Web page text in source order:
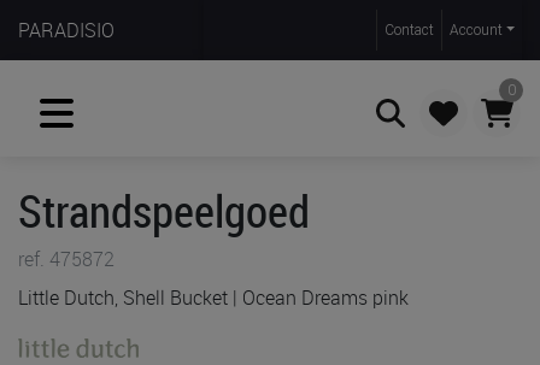
PARADISIO Contact Account
0
Strandspeelgoed
ref. 475872
Little Dutch, Shell Bucket | Ocean Dreams pink